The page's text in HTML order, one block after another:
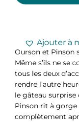
Ajouter à
Ourson et Pinson
Même s’ils ne se
tous les deux
rendre l’autre
le gâteau surprise
Pinson rit à gorge
complètement